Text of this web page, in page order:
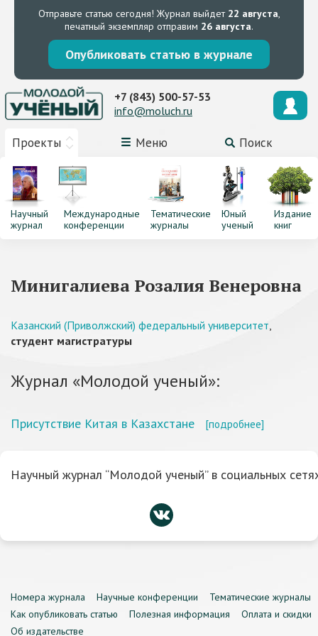
Отправьте статью сегодня! Журнал выйдет 22 августа,
печатный экземпляр отправим 26 августа.
Опубликовать статью в журнале
Проекты Меню Поиск
+7 (843) 500-57-53
info@moluch.ru
Научный
журнал
Международные
конференции
Тематические
журналы
Юный
ученый
Издание
книг
Минигалиева Розалия Венеровна
Казанский (Приволжский) федеральный университет,
студент магистратуры
Журнал «Молодой ученый»:
Присутствие Китая в Казахстане [подробнее]
Научный журнал “Молодой ученый” в социальных
Номера журнала Научные конференции
Тематические журналы
Как опубликовать статью
Полезная информация
Оплата и скидки
Об издательстве